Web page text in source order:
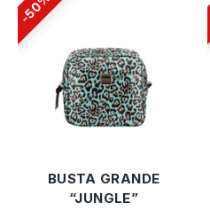
BUSTA GRANDE
“JUNGLE”